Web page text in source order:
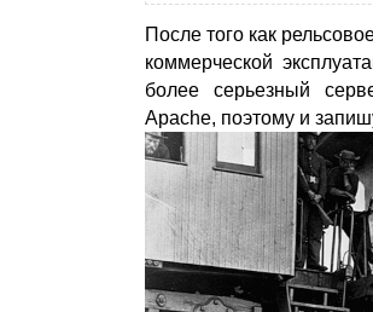
После того как
коммерческой
более серьезный
Apache, поэтому и